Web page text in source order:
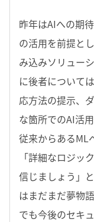
昨年はAIへの期
の活用を前提と
み込みソリュー
に後者について
応方法の提示、
な箇所でのAI活
従来からあるML
「詳細なロジッ
信じましょう」
はまだまだ夢物
でも今後のセキ